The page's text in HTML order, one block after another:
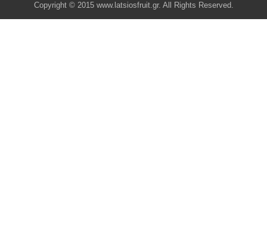
Copyright © 2015 www.latsiosfruit.gr. All Rights Reserved.